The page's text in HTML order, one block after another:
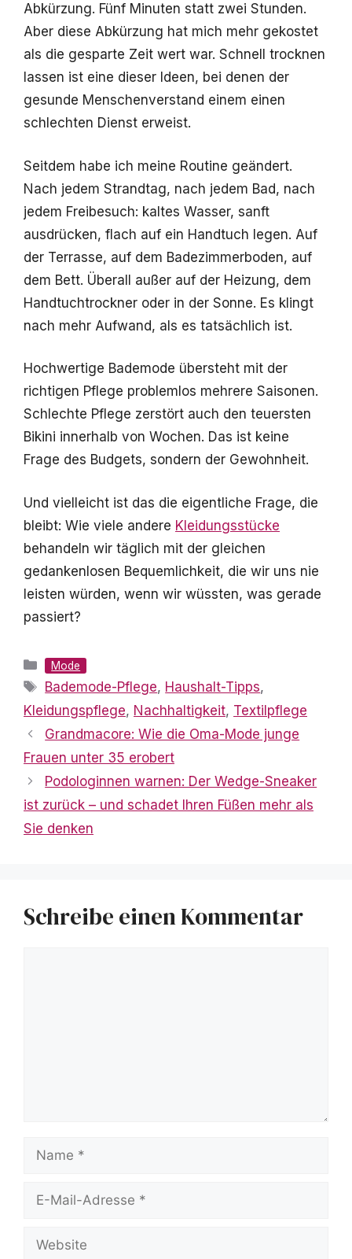
Abkürzung. Fünf Minuten statt zwei Stunden.
Aber diese Abkürzung hat mich mehr gekostet
als die gesparte Zeit wert war. Schnell trocknen
lassen ist eine dieser Ideen, bei denen der
gesunde Menschenverstand einem einen
schlechten Dienst erweist.
Seitdem habe ich meine Routine geändert.
Nach jedem Strandtag, nach jedem Bad, nach
jedem Freibesuch: kaltes Wasser, sanft
ausdrücken, flach auf ein Handtuch legen. Auf
der Terrasse, auf dem Badezimmerboden, auf
dem Bett. Überall außer auf der Heizung, dem
Handtuchtrockner oder in der Sonne. Es klingt
nach mehr Aufwand, als es tatsächlich ist.
Hochwertige Bademode übersteht mit der
richtigen Pflege problemlos mehrere Saisonen.
Schlechte Pflege zerstört auch den teuersten
Bikini innerhalb von Wochen. Das ist keine
Frage des Budgets, sondern der Gewohnheit.
Und vielleicht ist das die eigentliche Frage, die
bleibt: Wie viele andere Kleidungsstücke
behandeln wir täglich mit der gleichen
gedankenlosen Bequemlichkeit, die wir uns nie
leisten würden, wenn wir wüssten, was gerade
passiert?
Kategorien
Mode
Schlagwörter
Bademode-Pflege, Haushalt-Tipps,
Kleidungspflege, Nachhaltigkeit, Textilpflege
Grandmacore: Wie die Oma-Mode junge
Frauen unter 35 erobert
Podologinnen warnen: Der Wedge-Sneaker
ist zurück – und schadet Ihren Füßen mehr als
Sie denken
Schreibe einen Kommentar
Name
Adresse
Website